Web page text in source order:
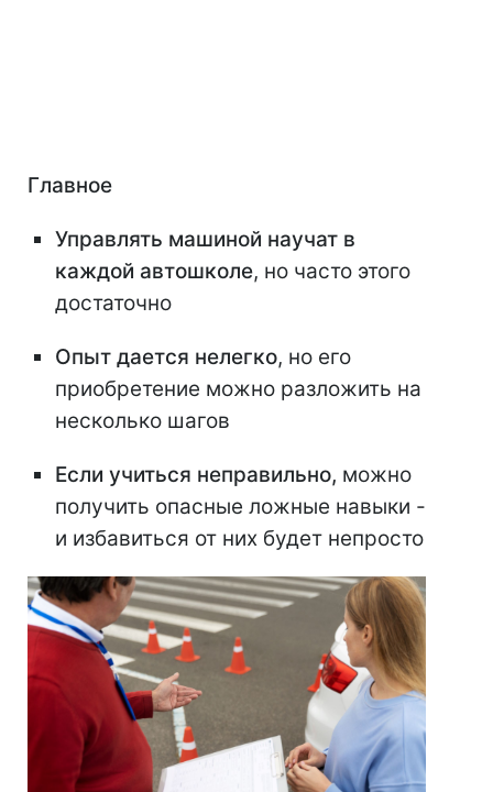
Главное
Управлять машиной научат в
каждой автошколе, но часто этого
достаточно
Опыт дается нелегко, но его
приобретение можно разложить на
несколько шагов
Если учиться неправильно, можно
получить опасные ложные навыки -
и избавиться от них будет непросто